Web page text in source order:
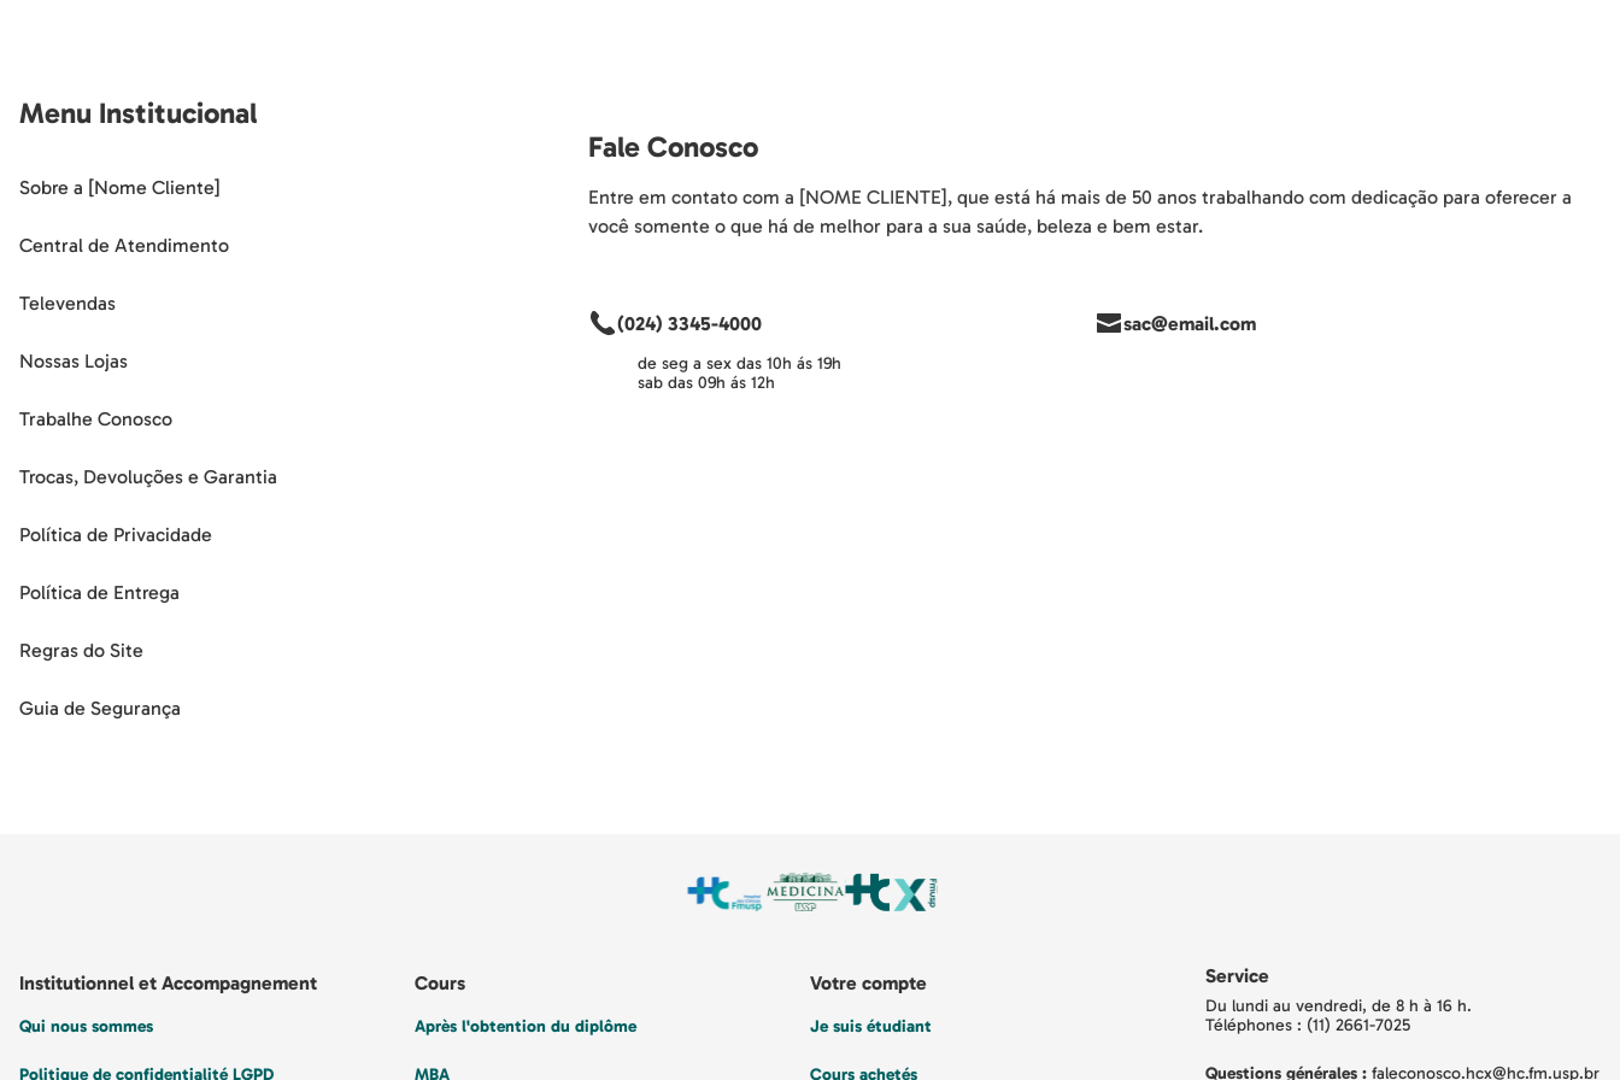
Menu Institucional
Sobre a [Nome Cliente]
Central de Atendimento
Televendas
Nossas Lojas
Trabalhe Conosco
Trocas, Devoluções e Garantia
Política de Privacidade
Política de Entrega
Regras do Site
Guia de Segurança
Fale Conosco
Entre em contato com a [NOME CLIENTE], que está há mais de 50 anos trabalhando com dedicação para oferecer a
você somente o que há de melhor para a sua saúde, beleza e bem estar.
(024) 3345-4000
de seg a sex das 10h ás 19h
sab das 09h ás 12h
sac@email.com
Institutionnel et Accompagnement
Qui nous sommes
Politique de confidentialité LGPD
Cours
Après l'obtention du diplôme
MBA
Votre compte
Je suis étudiant
Cours achetés
Service
Du lundi au vendredi, de 8 h à 16 h.
Téléphones : (11) 2661-7025
Questions générales : faleconosco.hcx@hc.fm.usp.br